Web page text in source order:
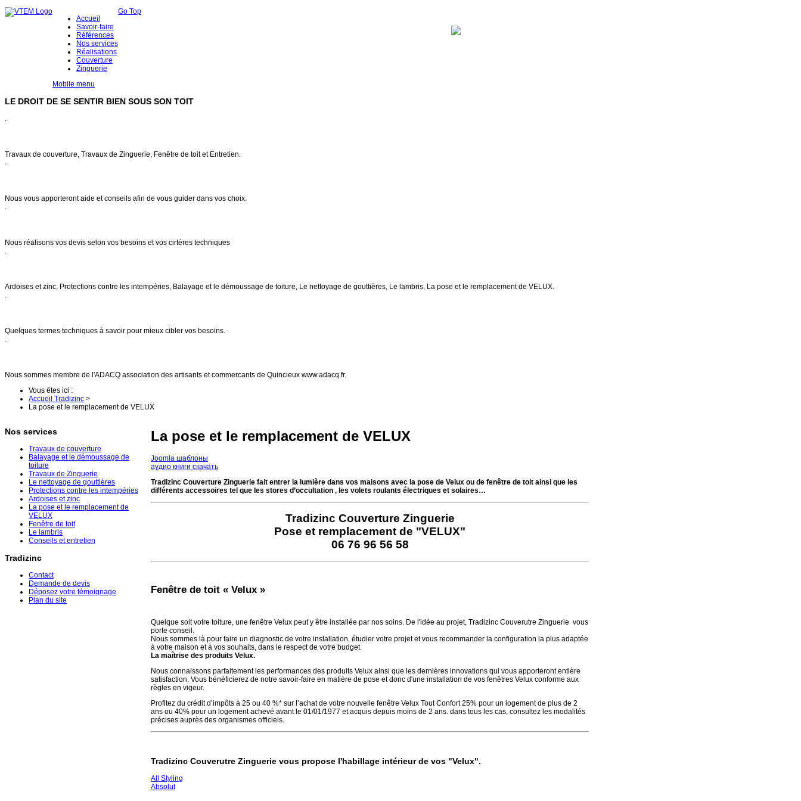
Accueil
Savoir-faire
Références
Nos services
Réalisations
Couverture
Zinguerie
Mobile menu
LE DROIT DE SE SENTIR BIEN SOUS SON TOIT
.
Travaux de couverture, Travaux de Zinguerie, Fenêtre de toit et Entretien.
.
Nous vous apporteront aide et conseils afin de vous guider dans vos choix.
.
Nous réalisons vos devis selon vos besoins et vos cirtéres techniques
Ardoises et zinc, Protections contre les intempéries, Balayage et le démoussage de toiture, Le nettoyage de gouttières, Le lambris, La pose et le remplacement de VELUX.
Quelques termes techniques à savoir pour mieux cibler vos besoins.
Nous sommes membre de l'ADACQ association des artisants et commercants de Quincieux www.adacq.fr.
Vous êtes ici :
Accueil Tradizinc >
La pose et le remplacement de VELUX
Nos services
Travaux de couverture
Balayage et le démoussage de
toiture
Travaux de Zinguerie
Le nettoyage de gouttières
Protections contre les intempéries
Ardoises et zinc
La pose et le remplacement de
VELUX
Fenêtre de toit
Le lambris
Conseils et entretien
Tradizinc
Contact
Demande de devis
Déposez votre témoignage
Plan du site
La pose et le remplacement de VELUX
Joomla шаблоны
аудио книги скачать
Tradizinc Couverture Zinguerie fait entrer la lumière dans vos maisons avec la pose de Velux ou de fenêtre de toit ainsi que les
différents accessoires tel que les stores d’occultation , les volets roulants électriques et solaires…
Tradizinc Couverture Zinguerie
Pose et remplacement de "VELUX"
06 76 96 56 58
Fenêtre de toit « Velux »
Quelque soit votre toiture, une fenêtre Velux peut y être installée par nos soins. De l'idée au projet, Tradizinc Couverutre Zinguerie vous
porte conseil.
Nous sommes là pour faire un diagnostic de votre installation, étudier votre projet et vous recommander la configuration la plus adaptée
à votre maison et à vos souhaits, dans le respect de votre budget.
La maîtrise des produits Velux.
Nous connaissons parfaitement les performances des produits Velux ainsi que les dernières innovations qui vous apporteront entière
satisfaction. Vous bénéficierez de notre savoir-faire en matière de pose et donc d'une installation de vos fenêtres Velux conforme aux
règles en vigeur.
Profitez du crédit d’impôts à 25 ou 40 %* sur l’achat de votre nouvelle fenêtre Velux Tout Confort 25% pour un logement de plus de 2
ans ou 40% pour un logement achevé avant le 01/01/1977 et acquis depuis moins de 2 ans. dans tous les cas, consultez les modalités
précises auprès des organismes officiels.
Tradizinc Couverutre Zinguerie vous propose l'habillage intérieur de vos "Velux".
All Styling
Absolut
Go Top